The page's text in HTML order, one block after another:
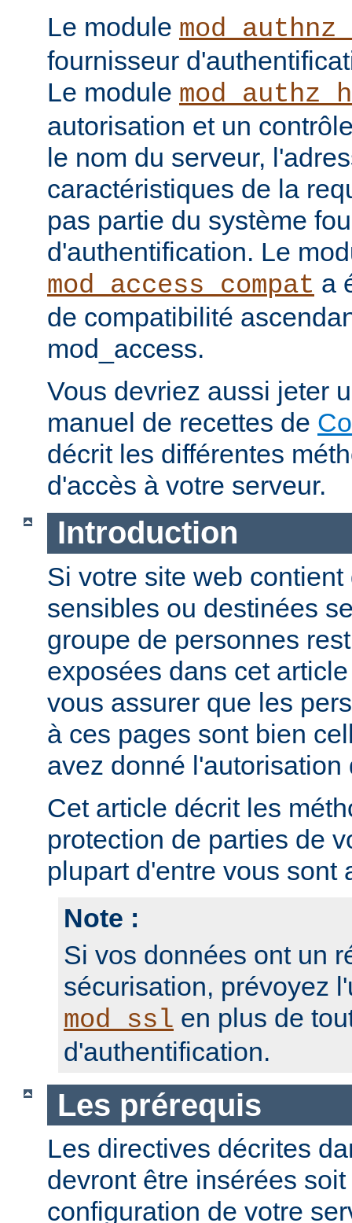
Le module
fournisseur
Le module
autorisation et un
le nom du serveur,
caractéristiques de la
pas partie du système
d'authentification. Le
mod_access_compat a
de compatibilité
mod_access.
Vous devriez aussi jeter
manuel de recettes de
décrit les différentes
d'accès à votre serveur.
Introduction
Si votre site web
sensibles ou destinées
groupe de personnes
exposées dans cet
vous assurer que les
à ces pages sont bien
avez donné l'autorisation
Cet article décrit les
protection de parties de
plupart d'entre vous sont
Note :
Si vos données ont un
sécurisation, prévoyez
mod_ssl en plus de
d'authentification.
Les prérequis
Les directives décrites
devront être insérées
configuration de votre